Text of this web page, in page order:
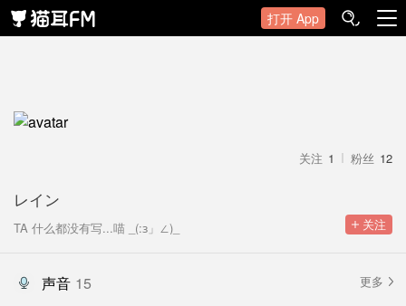
打开 App
粉丝 12
关注 1
レイン
TA 什么都没有写...喵 _(:з」∠)_ 关注
声音 15 更多